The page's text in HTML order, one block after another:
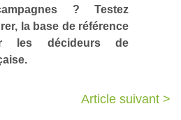
? Testez
la base de référence
les décideurs de
Article suivant >